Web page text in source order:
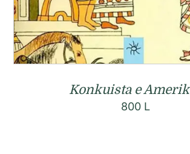
Konkuista e
800 L